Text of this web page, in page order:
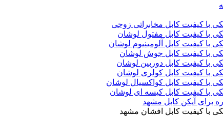
کابل مخابراتی زوجی
کابل مفتول لوشان
کابل آلومینیوم لوشان
کابل جوش لوشان
کابل دوربین لوشان
کابل کولری لوشان
کابل کواکسیال لوشان
کابل کیسه ای لوشان
کابل مشهد
کابل افشان مشهد